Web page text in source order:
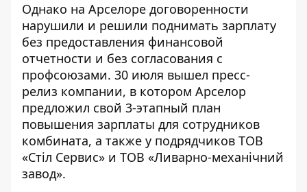
Однако на Арселоре договоренности
нарушили и решили поднимать зарплату
без предоставления финансовой
отчетности и без согласования с
профсоюзами. 30 июля вышел пресс-
релиз компании, в котором Арселор
предложил свой 3-этапный план
повышения зарплаты для сотрудников
комбината, а также у подрядчиков ТОВ
«Стіл Сервис» и ТОВ «Ливарно-механічний
завод».